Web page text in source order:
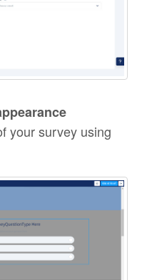
your survey using